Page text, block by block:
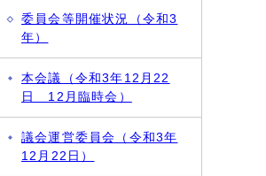
委員会等開催状況（令和3
年）
本会議（令和3年12月22
日 12月臨時会）
議会運営委員会（令和3年
12月22日）